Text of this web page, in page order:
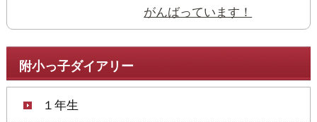
附小っ子ダイアリー
１年生
がんばっています！